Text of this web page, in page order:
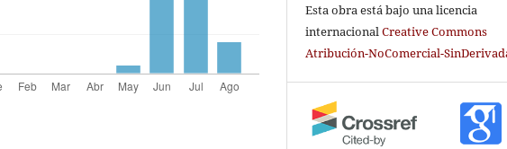
Esta obra está bajo una licencia
internacionalCreative Commons
Atribución-NoComercial-